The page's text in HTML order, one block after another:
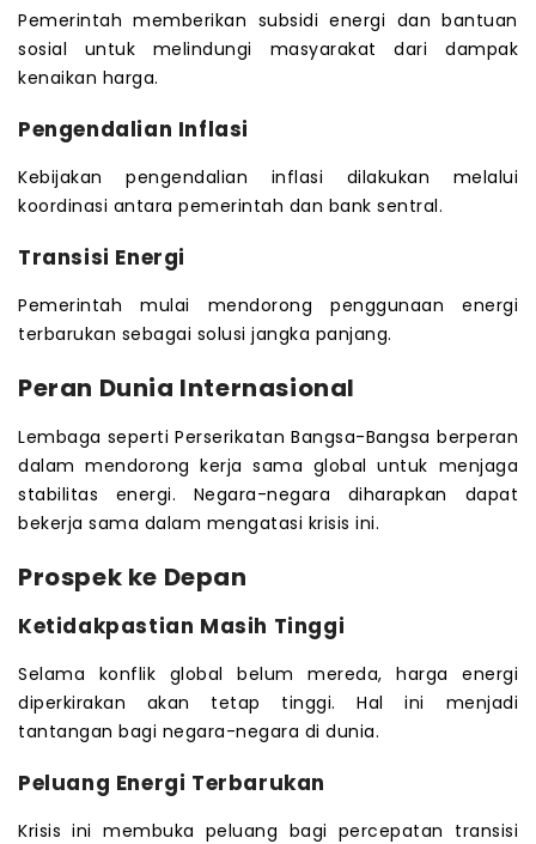
Pemerintah memberikan subsidi energi dan bantuan
sosial untuk melindungi masyarakat dari dampak
kenaikan harga.
Pengendalian Inflasi
Kebijakan pengendalian inflasi dilakukan melalui
koordinasi antara pemerintah dan bank sentral.
Transisi Energi
Pemerintah mulai mendorong penggunaan energi
terbarukan sebagai solusi jangka panjang.
Peran Dunia Internasional
Lembaga seperti Perserikatan Bangsa-Bangsa berperan
dalam mendorong kerja sama global untuk menjaga
stabilitas energi. Negara-negara diharapkan dapat
bekerja sama dalam mengatasi krisis ini.
Prospek ke Depan
Ketidakpastian Masih Tinggi
Selama konflik global belum mereda, harga energi
diperkirakan akan tetap tinggi. Hal ini menjadi
tantangan bagi negara-negara di dunia.
Peluang Energi Terbarukan
Krisis ini membuka peluang bagi percepatan transisi